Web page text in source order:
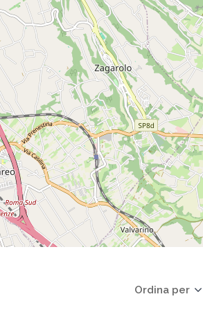
Ordina per